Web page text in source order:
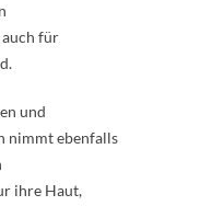
für
und
nimmt ebenfalls
ihre Haut,